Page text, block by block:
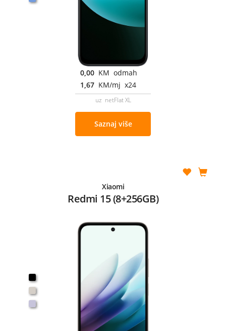
0,00 KM odmah
1,67 KM/mj x24
uz netFlat XL
Saznaj više
Xiaomi
Redmi 15 (8+256GB)